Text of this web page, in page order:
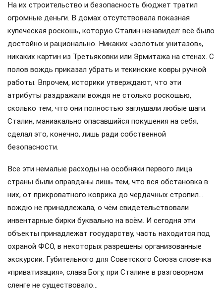
На их строительство и безопасность бюджет тратил
огромные деньги. В домах отсутствовала показная
купеческая роскошь, которую Сталин ненавидел: всё было
достойно и рационально. Никаких «золотых унитазов»,
никаких картин из Третьяковки или Эрмитажа на стенах. С
полов вождь приказал убрать и текинские ковры ручной
работы. Впрочем, историки утверждают, что эти
атрибуты раздражали вождя не столько роскошью,
сколько тем, что они полностью заглушали любые шаги.
Сталин, маниакально опасавшийся покушения на себя,
сделал это, конечно, лишь ради собственной
безопасности.
Все эти немалые расходы на особняки первого лица
страны были оправданы лишь тем, что вся обстановка в
них, от прикроватного коврика до чердачных стропил…
вождю не принадлежала, о чём свидетельствовали
инвентарные бирки буквально на всём. И сегодня эти
объекты принадлежат государству, часть находится под
охраной ФСО, в некоторых разрешены организованные
экскурсии. Губительного для Советского Союза словечка
«приватизация», слава Богу, при Сталине в разговорном
сленге не существовало…